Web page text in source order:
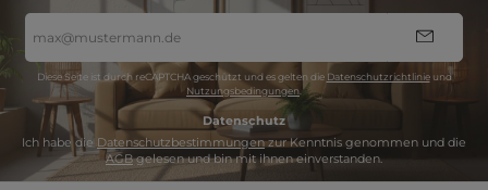
Mail-
Adresse
Diese Seite ist durch reCAPTCHA geschützt und es gelten die Datenschutzrichtlinieund
Nutzungsbedingungen
Datenschutz
Ich habe die Datenschutzbestimmungenzur Kenntnis genommen und die
AGBgelesen und bin mit ihnen einverstanden.